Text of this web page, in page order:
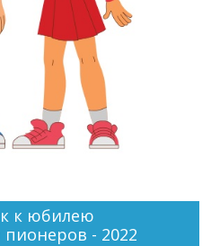
к юбилею
- 2022